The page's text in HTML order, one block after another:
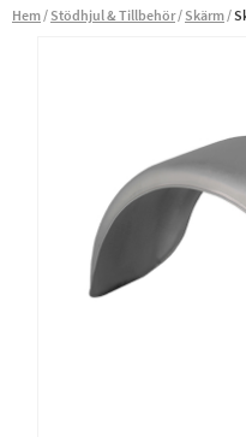
Hem Stödhjul & Tillbehör Skärm